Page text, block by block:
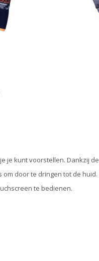
je kunt voorstellen. Dankzij de
door te dringen tot de huid.
te bedienen.